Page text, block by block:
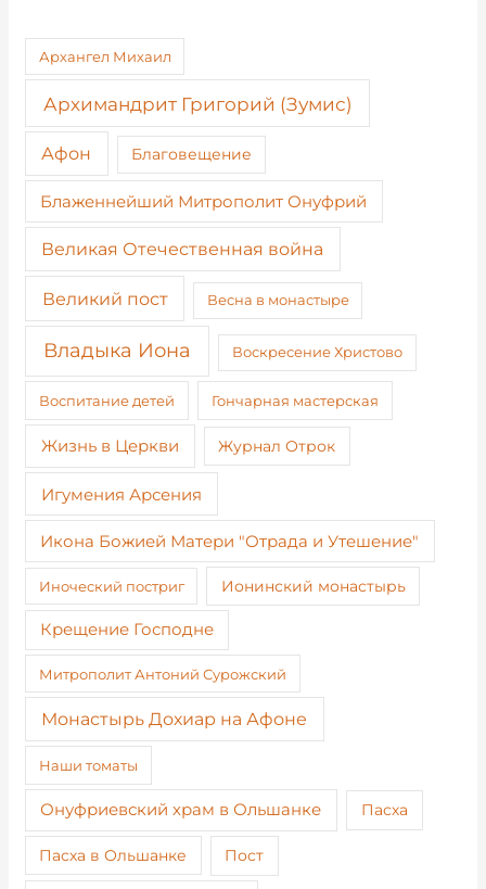
Архангел Михаил
Архимандрит Григорий (Зумис)
Афон Благовещение
Блаженнейший Митрополит Онуфрий
Великая Отечественная война
Великий пост Весна в монастыре
Владыка Иона Воскресение Христово
Воспитание детей Гончарная мастерская
Жизнь в Церкви Журнал Отрок
Игумения Арсения
Икона Божией Матери "Отрада и Утешение"
Иноческий постриг Ионинский монастырь
Крещение Господне
Митрополит Антоний Сурожский
Монастырь Дохиар на Афоне
Наши томаты
Онуфриевский храм в Ольшанке Пасха
Пасха в Ольшанке Пост